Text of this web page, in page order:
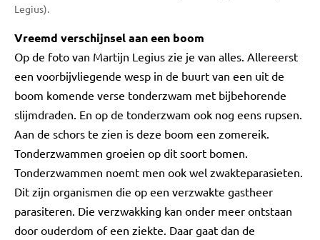
Legius).
Vreemd verschijnsel aan een boom
Op de foto van Martijn Legius zie je van alles. Allereerst
een voorbijvliegende wesp in de buurt van een uit de
boom komende verse tonderzwam met bijbehorende
slijmdraden. En op de tonderzwam ook nog eens rupsen.
Aan de schors te zien is deze boom een zomereik.
Tonderzwammen groeien op dit soort bomen.
Tonderzwammen noemt men ook wel zwakteparasieten.
Dit zijn organismen die op een verzwakte gastheer
parasiteren. Die verzwakking kan onder meer ontstaan
door ouderdom of een ziekte. Daar gaat dan de